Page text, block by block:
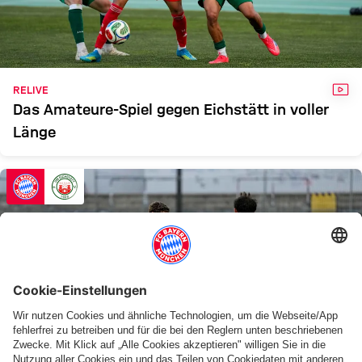
FCB II
EICHSTÄTT
Zum Spielbericht
RELIVE
Das Amateure-Spiel gegen Eichstätt in voller
Länge